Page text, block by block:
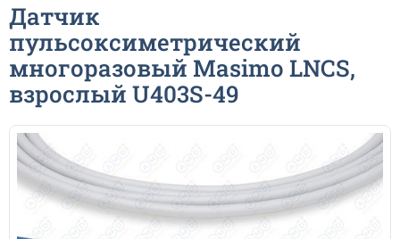
Датчик
пульсоксиметрический
многоразовый Masimo LNCS,
взрослый U403S-49
Датчики ЭЭГ BIS
Кабели пациента ЭКГ
Датчики температурные медицинские к мониторам
Кабели для кардиографов
Датчики кислорода для ИВЛ